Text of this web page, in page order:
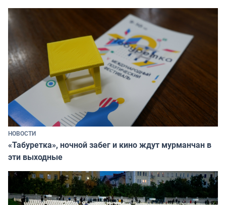
НОВОСТИ
«Табуретка», ночной забег и кино ждут мурманчан в
эти выходные